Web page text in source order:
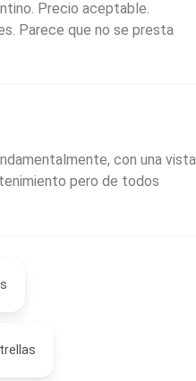
Precio aceptable.
Parece que no se presta
con una vista
pero de todos